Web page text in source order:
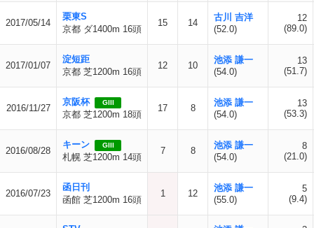
2017/05/14
栗東S
京都 ダ1400m 16頭
15 14
古川 吉洋
(52.0)
12
(89.0)
2017/01/07
淀短距
京都 芝1200m 16頭
12 10
池添 謙一
(54.0)
13
(51.7)
2016/11/27
京阪杯 GIII
京都 芝1200m 18頭
17 8
池添 謙一
(54.0)
13
(53.3)
2016/08/28
キーン GIII
札幌 芝1200m 14頭
7 8
池添 謙一
(54.0)
8
(21.0)
2016/07/23
函日刊
函館 芝1200m 16頭
1 12
池添 謙一
(55.0)
5
(9.4)